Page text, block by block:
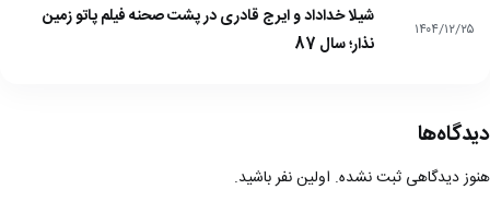
۱۴۰۴/۱۲/۲۵
شیلا خداداد و ایرج قادری در پشت صحنه فیلم پاتو زمین
نذار؛ سال 87
دیدگاه‌ها
هنوز دیدگاهی ثبت نشده. اولین نفر باشید.